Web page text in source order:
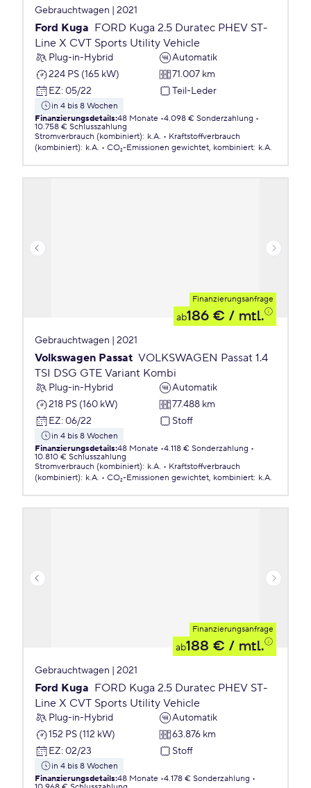
Gebrauchtwagen | 2021
Ford Kuga FORD Kuga 2.5 Duratec PHEV ST-
Line X CVT Sports Utility Vehicle
Plug-in-Hybrid
Automatik
224 PS (165 kW)
71.007 km
EZ: 05/22 Teil-Leder
in 4 bis 8 Wochen
Finanzierungsdetails:48 Monate 4.098 € Sonderzahlung
10.758 € Schlusszahlung
Stromverbrauch (kombiniert): k.A.
Kraftstoffverbrauch
(kombiniert): k.A. CO₂-Emissionen gewichtet, kombiniert: k.A.
Finanzierungsanfrage
ab186 € / mtl.
Gebrauchtwagen | 2021
Volkswagen Passat VOLKSWAGEN Passat 1.4
TSI DSG GTE Variant Kombi
Plug-in-Hybrid
Automatik
218 PS (160 kW)
77.488 km
EZ: 06/22 Stoff
in 4 bis 8 Wochen
Finanzierungsdetails:48 Monate 4.118 € Sonderzahlung
10.810 € Schlusszahlung
Stromverbrauch (kombiniert): k.A.
Kraftstoffverbrauch
(kombiniert): k.A. CO₂-Emissionen gewichtet, kombiniert: k.A.
Finanzierungsanfrage
ab188 € / mtl.
Gebrauchtwagen | 2021
Ford Kuga FORD Kuga 2.5 Duratec PHEV ST-
Line X CVT Sports Utility Vehicle
Plug-in-Hybrid
Automatik
152 PS (112 kW)
63.876 km
EZ: 02/23 Stoff
in 4 bis 8 Wochen
Finanzierungsdetails:48 Monate 4.178 € Sonderzahlung